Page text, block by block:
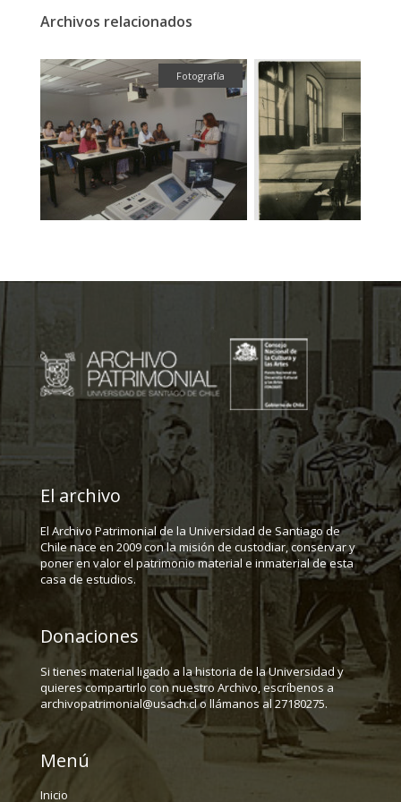
Archivos relacionados
Fotografía
El archivo
El Archivo Patrimonial de la Universidad de Santiago de
Chile nace en 2009 con la misión de custodiar, conservar y
poner en valor el patrimonio material e inmaterial de esta
casa de estudios.
Donaciones
Si tienes material ligado a la historia de la Universidad y
quieres compartirlo con nuestro Archivo, escríbenos a
archivopatrimonial@usach.cl o llámanos al 27180275.
Menú
Inicio